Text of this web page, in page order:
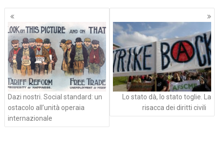
Navigazione
articoli
Dazi nostri. Social standard: un
ostacolo all’unità operaia
internazionale
Lo stato dà, lo stato toglie. La
risacca dei diritti civili